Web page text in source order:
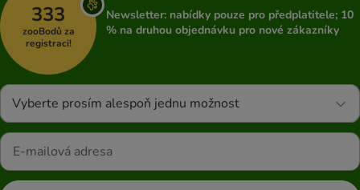
333
zooBodů za
registraci!
Newsletter: nabídky pouze pro předplatitele; 10
% na druhou objednávku pro nové zákazníky
Vyberte prosím alespoň jednu možnost